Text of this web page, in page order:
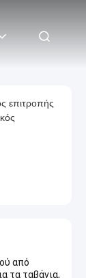
επιτροπής
από
τα ταβάνια,